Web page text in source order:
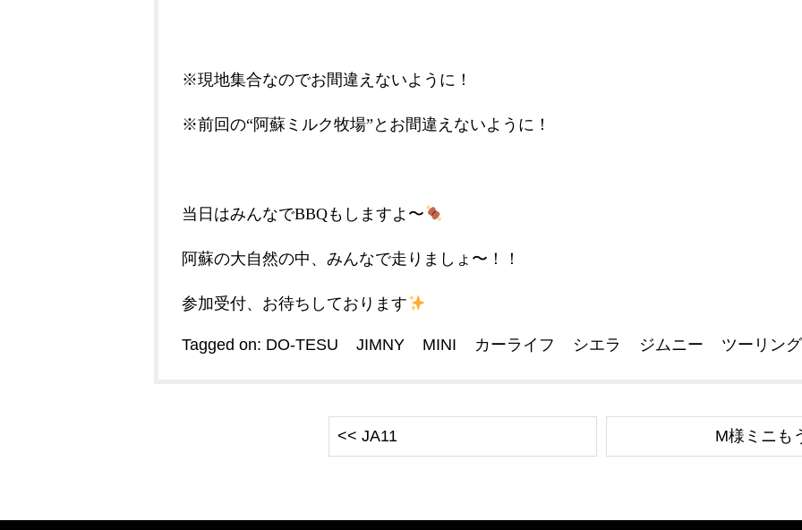
※現地集合なのでお間違えないように！
※前回の“阿蘇ミルク牧場”とお間違えないように！
当日はみんなでBBQもしますよ〜
阿蘇の大自然の中、みんなで走りましょ〜！！
参加受付、お待ちしております
Tagged on: DO-TESU JIMNY MINI カーライフ シエラ ジムニー ツーリング
<< JA11 M様ミニも